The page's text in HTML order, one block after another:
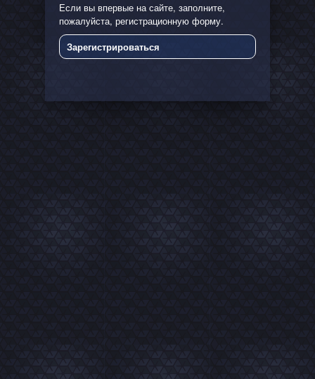
Если вы впервые на сайте, заполните,
пожалуйста, регистрационную форму.
Зарегистрироваться